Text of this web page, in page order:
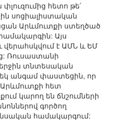
հետո թե՛
սոցիալիստական
Արևմուտքի ստեղծած
Այս
է ԱՄՆ և ԵՄ
Ռուսաստանի
տնտեսական
անգամ փաստեցին, որ
հետ
կարող են ճնշումների
գործող
համակարգում: